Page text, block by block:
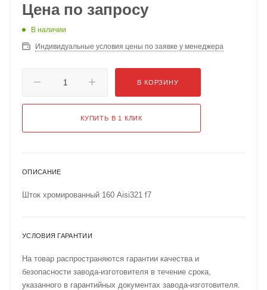
Цена по запросу
В наличии
Индивидуальные условия цены по заявке у менеджера
В КОРЗИНУ
КУПИТЬ В 1 КЛИК
ОПИСАНИЕ
Шток хромированный 160 Aisi321 f7
УСЛОВИЯ ГАРАНТИИ
На товар распространяются гарантии качества и
безопасности завода-изготовителя в течение срока,
указанного в гарантийных документах завода-изготовителя.